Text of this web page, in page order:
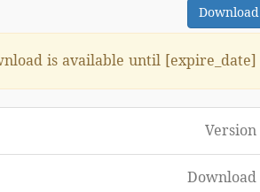
Download
is available until [expire_date]
Version
Download